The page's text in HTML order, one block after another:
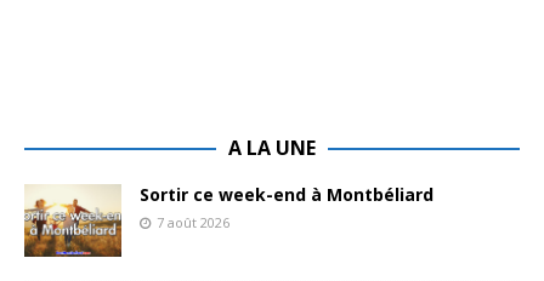
A LA UNE
Sortir ce week-end à Montbéliard
7 août 2026